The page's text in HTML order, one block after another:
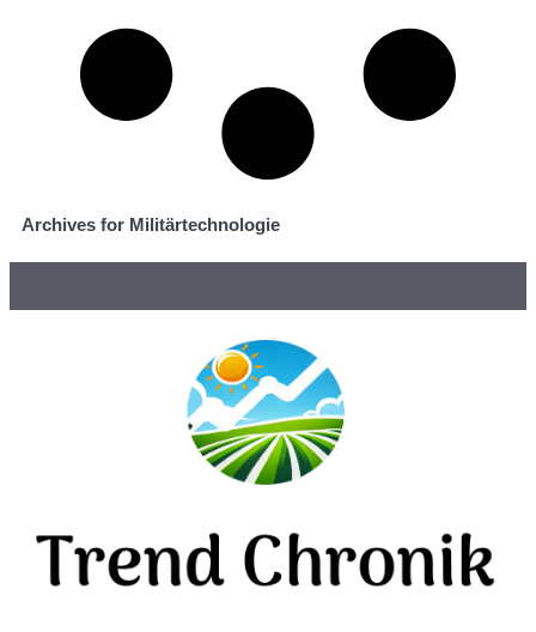
Archives for Militärtechnologie